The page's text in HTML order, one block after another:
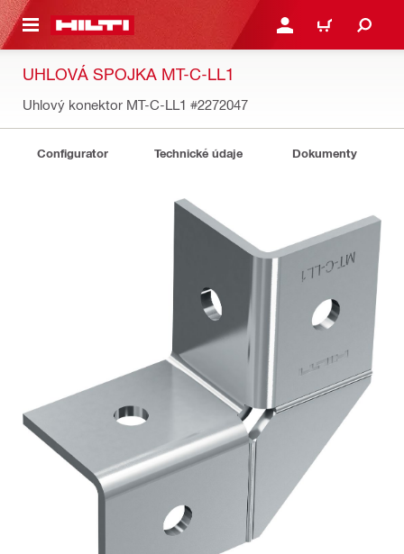
HLAVNÝ OBSAH PRIHLÁSIŤ ALEBO
KOŠÍK
UHLOVÁ SPOJKA MT-C-LL1
Uhlový konektor MT-C-LL1 #2272047
Configurator Technické údaje Dokumenty